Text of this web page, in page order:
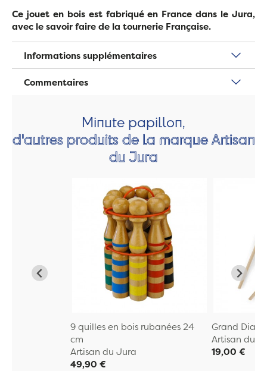
Ce jouet en bois est fabriqué en France dans le Jura,
avec le savoir faire de la tournerie Française.
Informations supplémentaires
Commentaires
Minute papillon,
d'autres produits de la marque Artisan
du Jura
9 quilles en bois rubanées 24
cm
Artisan du Jura
49,90 €
Grand
Artisan du
19,00 €